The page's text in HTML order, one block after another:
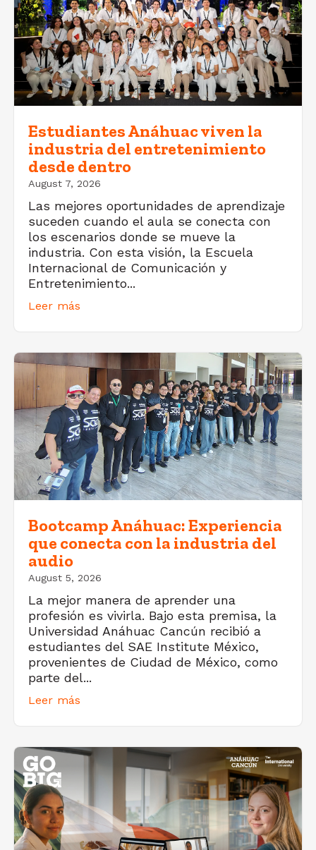
Estudiantes Anáhuac viven la
industria del entretenimiento
desde dentro
August 7, 2026
Las mejores oportunidades de aprendizaje
suceden cuando el aula se conecta con
los escenarios donde se mueve la
industria. Con esta visión, la Escuela
Internacional de Comunicación y
Entretenimiento...
Leer más
Bootcamp Anáhuac: Experiencia
que conecta con la industria del
audio
August 5, 2026
La mejor manera de aprender una
profesión es vivirla. Bajo esta premisa, la
Universidad Anáhuac Cancún recibió a
estudiantes del SAE Institute México,
provenientes de Ciudad de México, como
parte del...
Leer más